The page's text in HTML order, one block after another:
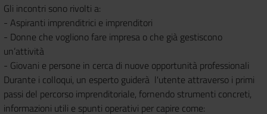
Gli incontri sono rivolti a:
- Aspiranti imprenditrici e imprenditori
- Donne che vogliono fare impresa o che già gestiscono
un’attività
- Giovani e persone in cerca di nuove opportunità professionali
Durante i colloqui, un esperto guiderà l'utente attraverso i primi
passi del percorso imprenditoriale, fornendo strumenti concreti,
informazioni utili e spunti operativi per capire come: